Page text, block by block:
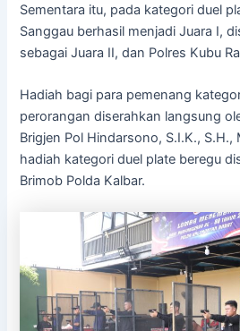
Sementara itu, pada kategori duel
Sanggau berhasil menjadi Juara I,
sebagai Juara II, dan Polres Kubu
Hadiah bagi para pemenang
perorangan diserahkan langsung
Brigjen Pol Hindarsono, S.I.K.,
hadiah kategori duel plate beregu
Brimob Polda Kalbar.